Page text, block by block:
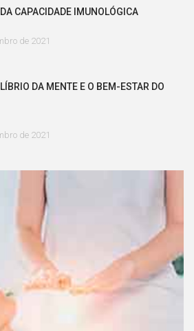
CAPACIDADE IMUNOLÓGICA
de 2021
DA MENTE E O BEM-ESTAR DO
de 2021